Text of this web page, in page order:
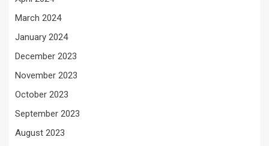
March 2024
January 2024
December 2023
November 2023
October 2023
September 2023
August 2023